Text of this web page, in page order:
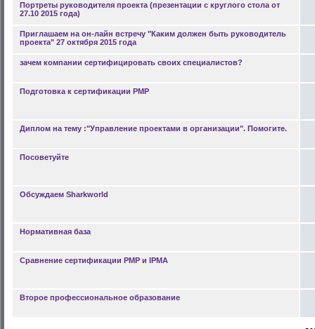
Портреты руководителя проекта (презентации с круглого стола от
27.10 2015 года)
Приглашаем на он-лайн встречу "Каким должен быть руководитель
проекта" 27 октября 2015 года
зачем компании сертифицировать своих специалистов?
Подготовка к сертификации PMP
Диплом на тему :"Управление проектами в организации". Помогите.
Посоветуйте
Обсуждаем Sharkworld
Нормативная база
Сравнение сертификации PMP и IPMA
Второе профессиональное образование